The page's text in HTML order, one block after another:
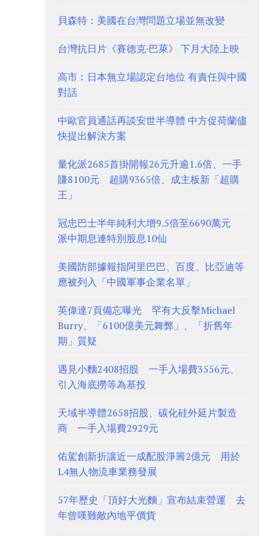
貝森特：美國在台灣問題立場並無改變
台灣抗日片《賽德克·巴萊》 下月大陸上映
高市︰日本無立場認定台地位 有責任與中國
對話
中歐官員通話再談安世半導體 中方促荷蘭儘
快提出解決方案
量化派2685首掛開報26元升逾1.6倍、一手
賺8100元 超購9365倍、成主板新「超購
王」
冠忠巴士半年純利大增9.5倍至6690萬元
派中期息連特別股息10仙
美國防部據報指阿里巴巴、百度、比亞迪等
應被列入「中國軍事企業名單」
英偉達7頁備忘曝光 罕有大反擊Michael
Burry、「6100億美元舞弊」、「折舊年
期」質疑
遇見小麵2408招股 一手入場費3556元、
引入海底撈等為基投
天域半導體2658招股、碳化硅外延片製造
商 一手入場費2929元
佑駕創新折讓近一成配股淨籌2億元 用於
L4無人物流車業務發展
57年歷史「頂好大光麵」宣布結束營運 去
年曾嘆難敵內地平價貨